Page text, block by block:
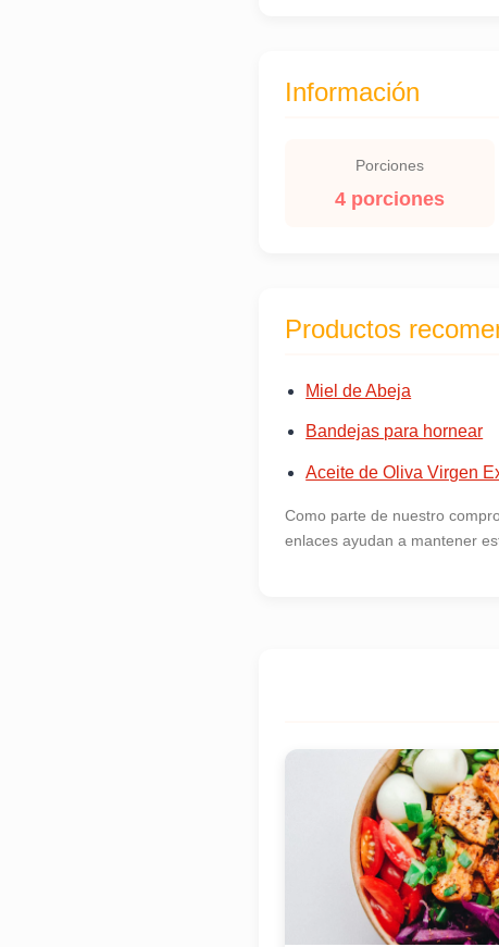
Información
Porciones
4 porciones
Productos
Miel de Abeja
Bandejas para hornear
Aceite de Oliva Virgen
Como parte de nuestro
enlaces ayudan a mantener